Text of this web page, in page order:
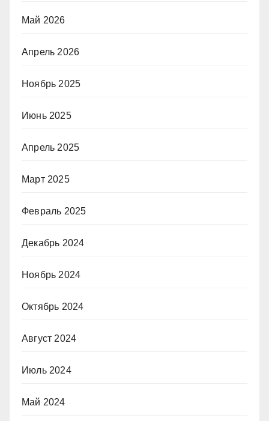
Май 2026
Апрель 2026
Ноябрь 2025
Июнь 2025
Апрель 2025
Март 2025
Февраль 2025
Декабрь 2024
Ноябрь 2024
Октябрь 2024
Август 2024
Июль 2024
Май 2024